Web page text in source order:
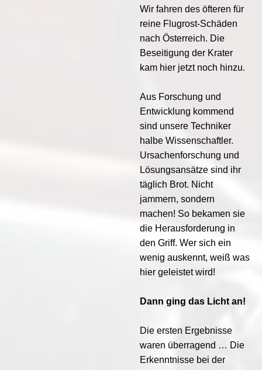
Wir fahren des öfteren für
reine Flugrost-Schäden
nach Österreich. Die
Beseitigung der Krater
kam hier jetzt noch hinzu.
Aus Forschung und
Entwicklung kommend
sind unsere Techniker
halbe Wissenschaftler.
Ursachenforschung und
Lösungsansätze sind ihr
täglich Brot. Nicht
jammern, sondern
machen! So bekamen sie
die Herausforderung in
den Griff. Wer sich ein
wenig auskennt, weiß was
hier geleistet wird!
Dann ging das Licht an!
Die ersten Ergebnisse
waren überragend … Die
Erkenntnisse bei der